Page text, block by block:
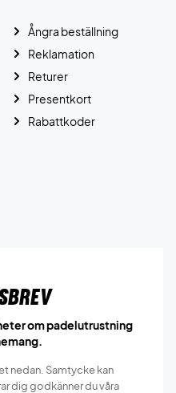
Ångra beställning
Reklamation
Returer
Presentkort
Rabattkoder
om padelutrustning
nedan. Samtycke kan
dig godkänner du våra